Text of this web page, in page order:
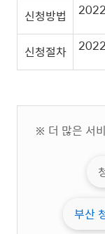
신청방법
신청절차
※ 더 많은 서
부산